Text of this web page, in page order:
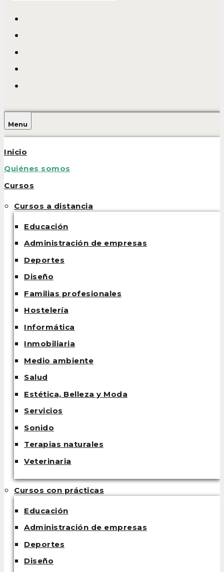
Menu
Inicio
Quiénes somos
Cursos
Cursos a distancia
Educación
Administración de empresas
Deportes
Diseño
Familias profesionales
Hostelería
Informática
Inmobiliaria
Medio ambiente
Salud
Estética, Belleza y Moda
Servicios
Sonido
Terapias naturales
Veterinaria
Cursos con prácticas
Educación
Administración de empresas
Deportes
Diseño